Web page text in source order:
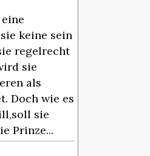
keine sein
regelrecht
sie
als
Doch wie es
sie
Prinze...